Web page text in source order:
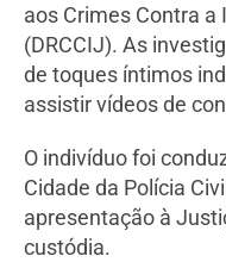
aos Crimes Contra
(DRCCIJ). As
de toques íntimos
assistir vídeos de
O indivíduo foi
Cidade da Polícia
apresentação à
custódia.